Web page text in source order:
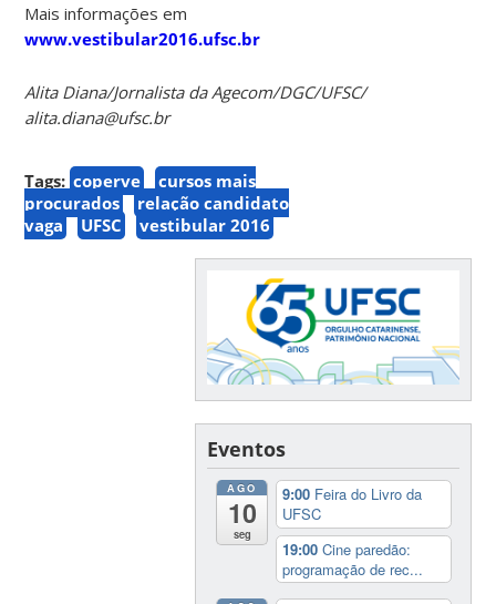
Mais informações em
www.vestibular2016.ufsc.br
Alita Diana/Jornalista da Agecom/DGC/UFSC/
alita.diana@ufsc.br
Tags: coperve
cursos mais
procurados
relação candidato
vaga
UFSC vestibular 2016
Eventos
AGO
10
seg
9:00 Feira do Livro da
UFSC
19:00Cine paredão:
programação de rec...